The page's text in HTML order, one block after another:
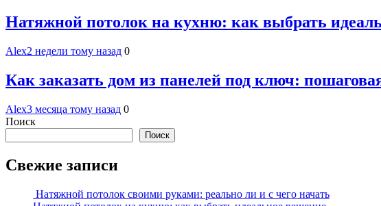
Натяжной потолок на кухню: как выбрать
Alex2 недели тому назад 0
Как заказать дом из панелей под ключ:
Alex3 месяца тому назад 0
Поиск
Поиск
Свежие записи
Натяжной потолок своими руками: реально ли и с чего начать